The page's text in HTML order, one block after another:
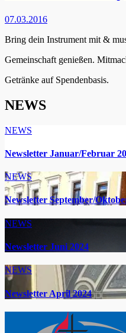
07.03.2016
Bring dein Instrument mit &
Gemeinschaft genießen.
Getränke auf Spendenbasis.
NEWS
NEWS
Newsletter Januar/Februar
NEWS
Newsletter September/
NEWS
Newsletter Juni 2024
NEWS
Newsletter April 2024